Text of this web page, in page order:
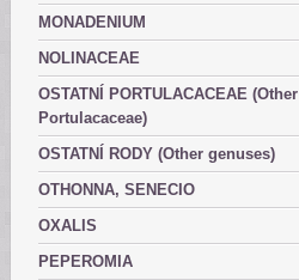
MONADENIUM
NOLINACEAE
OSTATNÍ PORTULACACEAE (Other
Portulacaceae)
OSTATNÍ RODY (Other genuses)
OTHONNA, SENECIO
OXALIS
PEPEROMIA